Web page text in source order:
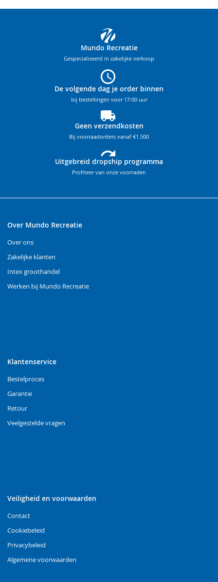
Mundo Recreatie
Gespecialiseerd in zakelijke verkoop
De volgende dag je order binnen
bij bestellingen voor 17:00 uur
Geen verzendkosten
Bij voorraadorders vanaf €1.500
Uitgebreid dropship programma
Profiteer van onze voorraden
Over Mundo Recreatie
Over ons
Zakelijke klanten
Intex groothandel
Werken bij Mundo Recreatie
Klantenservice
Bestelproces
Garantie
Retour
Veelgestelde vragen
Veiligheid en voorwaarden
Contact
Cookiebeleid
Privacybeleid
Algemene voorwaarden